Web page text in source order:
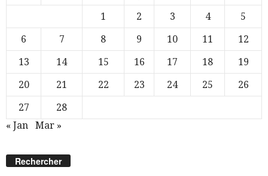
1 2 3 4
5
6
7 8 9 10 11
12
13
14 15 16 17 18
19
20
21 22 23 24 25
26
27
28
« Jan
Mar »
Rechercher